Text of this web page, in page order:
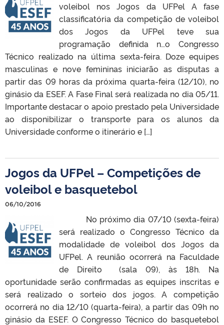
voleibol nos Jogos da UFPel A fase
classificatória da competição de voleibol
dos Jogos da UFPel teve sua
programação definida n…o Congresso
Técnico realizado na última sexta-feira. Doze equipes
masculinas e nove femininas iniciarão as disputas a
partir das 09 horas da próxima quarta-feira (12/10), no
ginásio da ESEF. A Fase Final será realizada no dia 05/11.
Importante destacar o apoio prestado pela Universidade
ao disponibilizar o transporte para os alunos da
Universidade conforme o itinerário e […]
Jogos da UFPel – Competições de
voleibol e basquetebol
06/10/2016
No próximo dia 07/10 (sexta-feira)
será realizado o Congresso Técnico da
modalidade de voleibol dos Jogos da
UFPel. A reunião ocorrerá na Faculdade
de Direito (sala 09), às 18h. Na
oportunidade serão confirmadas as equipes inscritas e
será realizado o sorteio dos jogos. A competição
ocorrerá no dia 12/10 (quarta-feira), a partir das 09h no
ginásio da ESEF. O Congresso Técnico do basquetebol